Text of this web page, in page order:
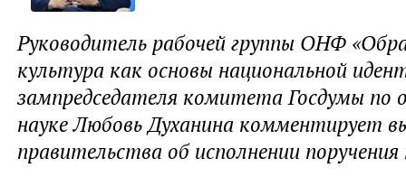
Руководитель рабочей группы ОНФ
культура как основы национальной
зампредседателя комитета Госдумы по
науке Любовь Духанина комментирует
правительства об исполнении